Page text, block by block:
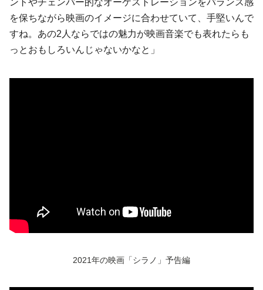
ントやチェンバー的なオーケストレーションをバランス感
を保ちながら映画のイメージに合わせていて、手堅いんで
すね。あの2人ならではの魅力が映画音楽でも表れたらも
っとおもしろいんじゃないかなと」
2021年の映画「シラノ」予告編